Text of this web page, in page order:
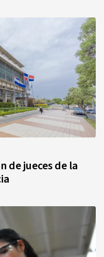
de jueces de la